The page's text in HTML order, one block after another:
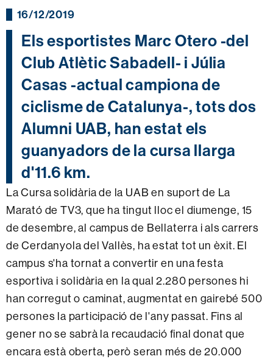
16/12/2019
Els esportistes Marc Otero -del
Club Atlètic Sabadell- i Júlia
Casas -actual campiona de
ciclisme de Catalunya-, tots dos
Alumni UAB, han estat els
guanyadors de la cursa llarga
d'11.6 km.
La Cursa solidària de la UAB en suport de La
Marató de TV3, que ha tingut lloc el diumenge, 15
de desembre, al campus de Bellaterra i als carrers
de Cerdanyola del Vallès, ha estat tot un èxit. El
campus s'ha tornat a convertir en una festa
esportiva i solidària en la qual 2.280 persones hi
han corregut o caminat, augmentat en gairebé 500
persones la participació de l'any passat. Fins al
gener no se sabrà la recaudació final donat que
encara està oberta, però seran més de 20.000